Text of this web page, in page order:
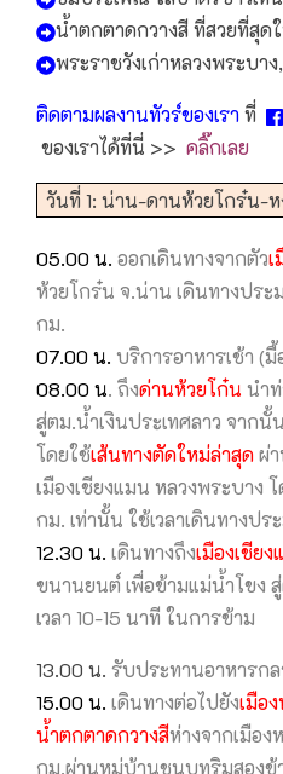
น้ำตกตาดกวางสี ที่สวยที่สุด
พระราชวังเก่าหลวงพระบา
ติดตามผลงานทัวร์ของเราที่
ของเราได้ที่นี่ >> คลิ๊กเลย
วันที่ 1: น่าน-ดานห้วยโกร๋น-ห
05.00 น. ออกเดินทางจากตัว
ห้วยโกร๋น จ.น่าน เดินทางประ
กม.
07.00 น. บริการอาหารเช้า (มื้
08.00 น. ถึงด่านห้วยโก๋น นำ
สู่ตม.น้ำเงินประเทศลาว จากนั้
โดยใช้เส้นทางตัดใหม่ล่าสุดผ่
เมืองเชียงแมน หลวงพระบาง
กม. เท่านั้น ใช้เวลาเดินทางป
12.30 น. เดินทางถึงเมืองเชียง
ขนานยนต์ เพื่อข้ามแม่น้ำโขง
เวลา 10-15 นาที ในการข้าม
13.00 น. รับประทานอาหารก
15.00 น. เดินทางต่อไปยังเมือ
น้ำตกตาดกวางสีห่างจากเมือ
กม.ผ่านหมู่บ้านชนบทริมสองข้